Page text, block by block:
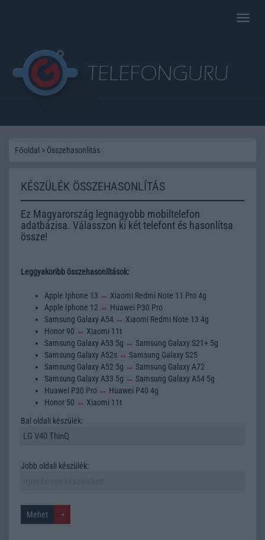
Toggle
Főoldal > Összehasonlítás
KÉSZÜLÉK ÖSSZEHASONLÍTÁS
Ez Magyarország legnagyobb mobiltelefon
adatbázisa. Válasszon ki két telefont és hasonlítsa
össze!
Leggyakoribb összehasonlítások:
Apple Iphone 13 ↔ Xiaomi Redmi Note 11 Pro 4g
Apple Iphone 12 ↔ Huawei P30 Pro
Samsung Galaxy A54 ↔ Xiaomi Redmi Note 13 4g
Honor 90 ↔ Xiaomi 11t
Samsung Galaxy A53 5g ↔ Samsung Galaxy S21+ 5g
Samsung Galaxy A52s ↔ Samsung Galaxy S25
Samsung Galaxy A52 5g ↔ Samsung Galaxy A72
Samsung Galaxy A33 5g ↔ Samsung Galaxy A54 5g
Huawei P30 Pro ↔ Huawei P40 4g
Honor 50 ↔ Xiaomi 11t
Bal oldali készülék:
Jobb oldali készülék: